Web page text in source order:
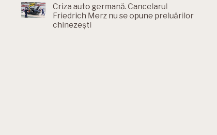
Criza auto germană. Cancelarul
Friedrich Merz nu se opune preluărilor
chinezești